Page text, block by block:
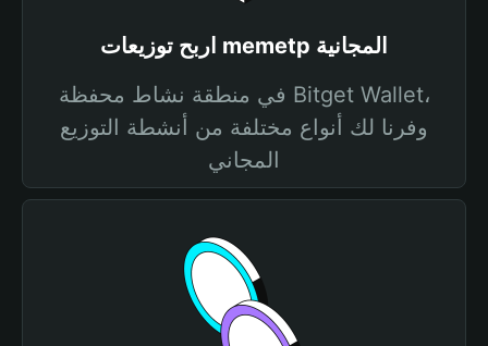
اربح توزيعات memetp المجانية
في منطقة نشاط محفظة Bitget Wallet،
وفرنا لك أنواع مختلفة من أنشطة التوزيع
المجاني